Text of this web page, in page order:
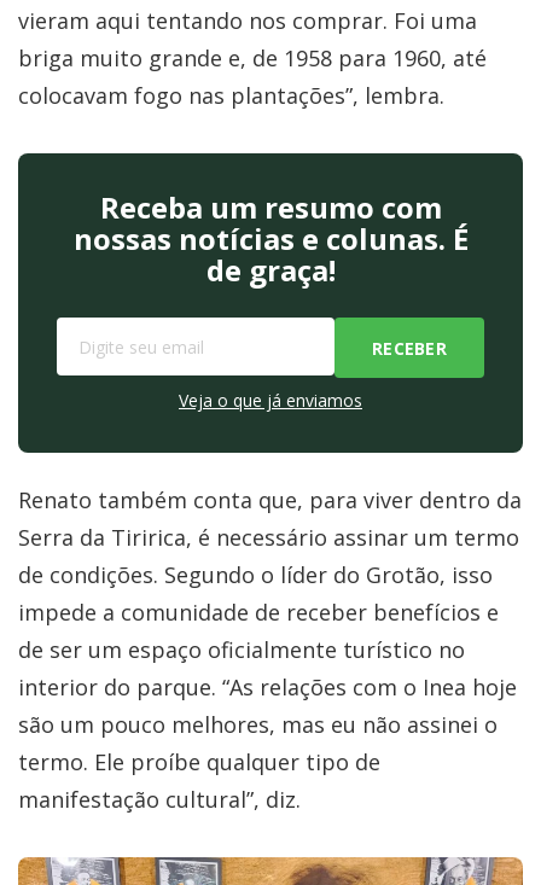
vieram aqui tentando nos comprar. Foi uma
briga muito grande e, de 1958 para 1960, até
colocavam fogo nas plantações”, lembra.
Receba um resumo com
nossas notícias e colunas. É
de graça!
Veja o que já enviamos
Renato também conta que, para viver dentro da
Serra da Tiririca, é necessário assinar um termo
de condições. Segundo o líder do Grotão, isso
impede a comunidade de receber benefícios e
de ser um espaço oficialmente turístico no
interior do parque. “As relações com o Inea hoje
são um pouco melhores, mas eu não assinei o
termo. Ele proíbe qualquer tipo de
manifestação cultural”, diz.